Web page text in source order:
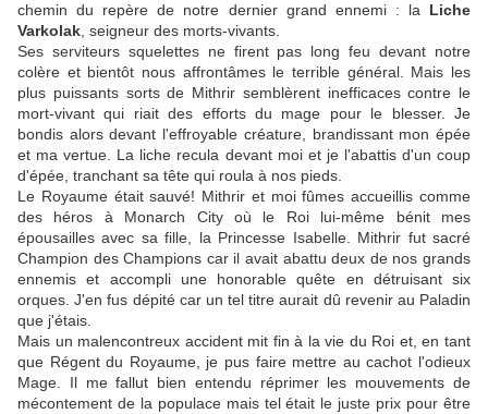
chemin du repère de notre dernier grand ennemi : la Liche
Varkolak , seigneur des morts-vivants.
Ses serviteurs squelettes ne firent pas long feu devant notre
colère et bientôt nous affrontâmes le terrible général. Mais les
plus puissants sorts de Mithrir semblèrent inefficaces contre le
mort-vivant qui riait des efforts du mage pour le blesser. Je
bondis alors devant l'effroyable créature, brandissant mon épée
et ma vertue. La liche recula devant moi et je l'abattis d'un coup
d'épée, tranchant sa tête qui roula à nos pieds.
Le Royaume était sauvé! Mithrir et moi fûmes accueillis comme
des héros à Monarch City où le Roi lui-même bénit mes
épousailles avec sa fille, la Princesse Isabelle. Mithrir fut sacré
Champion des Champions car il avait abattu deux de nos grands
ennemis et accompli une honorable quête en détruisant six
orques. J'en fus dépité car un tel titre aurait dû revenir au Paladin
que j'étais.
Mais un malencontreux accident mit fin à la vie du Roi et, en tant
que Régent du Royaume, je pus faire mettre au cachot l'odieux
Mage. Il me fallut bien entendu réprimer les mouvements de
mécontement de la populace mais tel était le juste prix pour être